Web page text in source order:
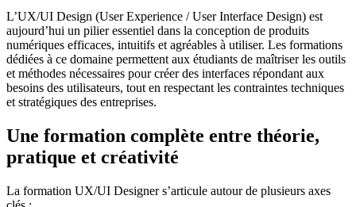
L’UX/UI Design (User Experience / User Interface Design) est
aujourd’hui un pilier essentiel dans la conception de produits
numériques efficaces, intuitifs et agréables à utiliser. Les formations
dédiées à ce domaine permettent aux étudiants de maîtriser les outils
et méthodes nécessaires pour créer des interfaces répondant aux
besoins des utilisateurs, tout en respectant les contraintes techniques
et stratégiques des entreprises.
Une formation complète entre théorie,
pratique et créativité
La formation UX/UI Designer s’articule autour de plusieurs axes